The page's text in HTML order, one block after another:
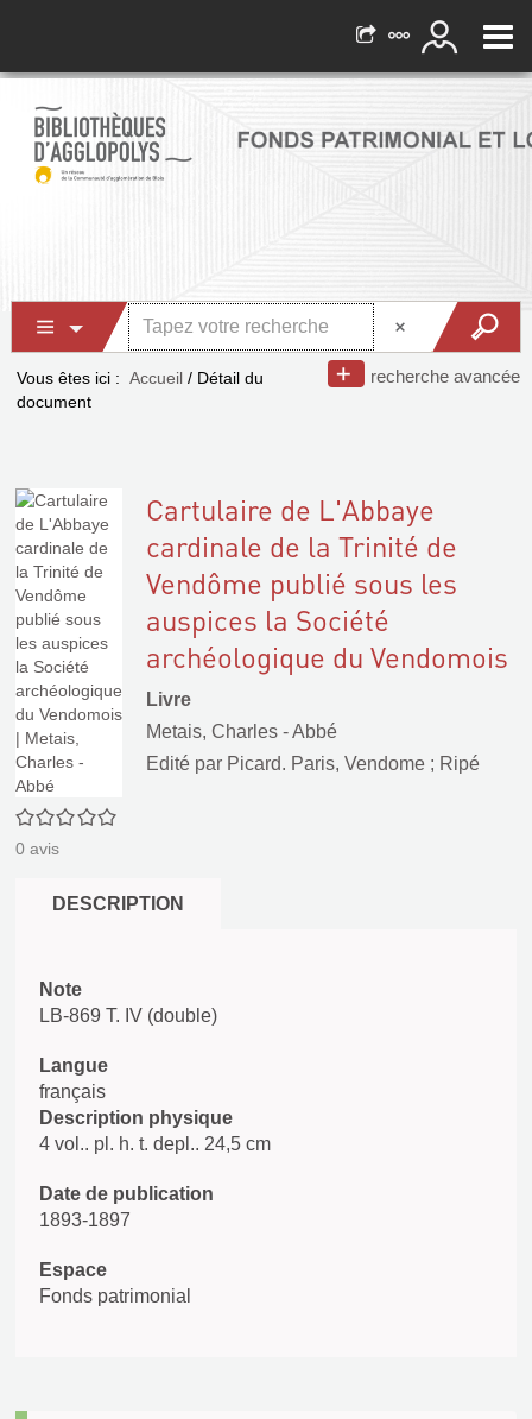
recherche avancée
Vous êtes ici : Accueil / Détail du
document
0/5
0 avis
Cartulaire de L'Abbaye
cardinale de la Trinité de
Vendôme publié sous les
auspices la Société
archéologique du Vendomois
Livre
Metais, Charles - Abbé
Edité par Picard. Paris, Vendome ; Ripé
DESCRIPTION
Note
LB-869 T. IV (double)
Langue
français
Description physique
4 vol.. pl. h. t. depl.. 24,5 cm
Date de publication
1893-1897
Espace
Fonds patrimonial